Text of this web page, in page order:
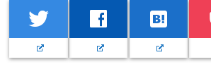
twitter facebook hatenabookmark